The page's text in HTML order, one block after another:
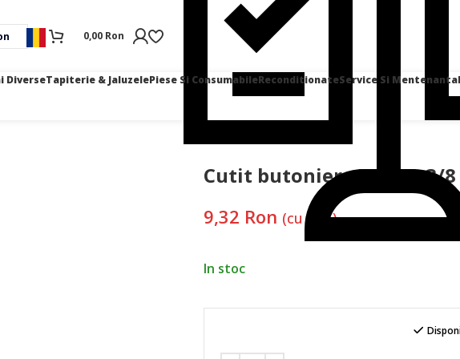
0,00 Ron
DiverseTapiterie & JaluzelePiese Si ConsumabileReconditionateService Si Mentenanta
Cutit butoniera 71CL 1-3/8
9,32 Ron (cu TVA)
In stoc